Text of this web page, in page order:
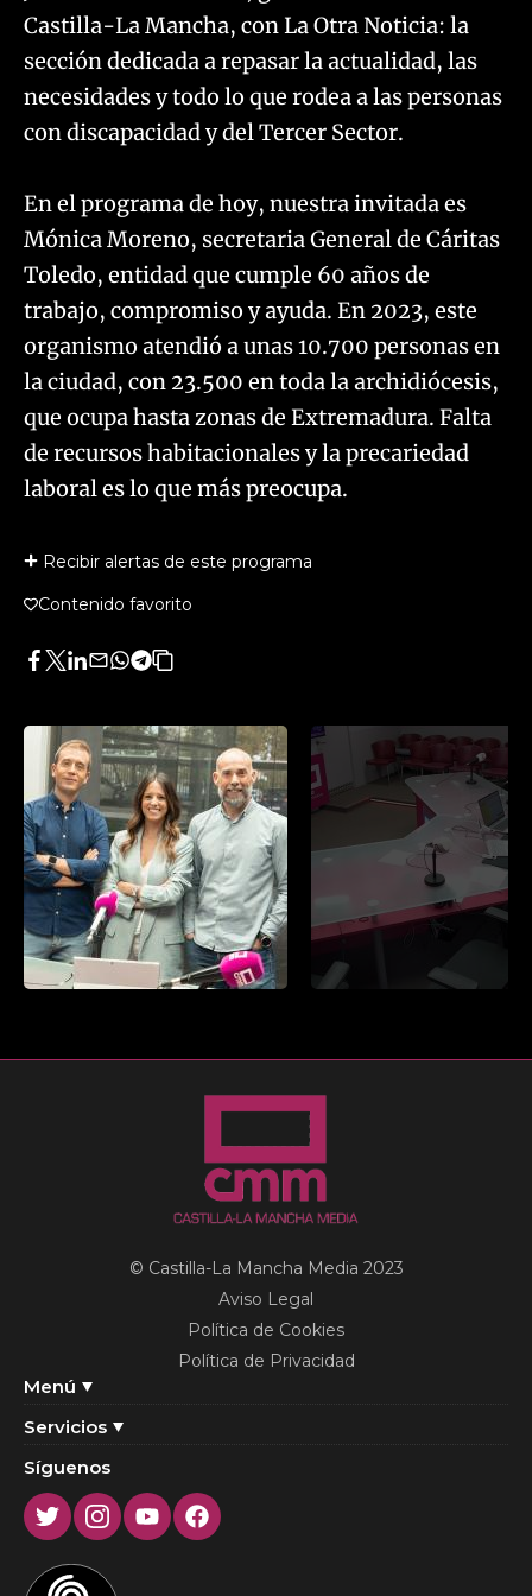
Castilla-La Mancha, con La Otra Noticia: la
sección dedicada a repasar la actualidad, las
necesidades y todo lo que rodea a las personas
con discapacidad y del Tercer Sector.
En el programa de hoy, nuestra invitada es
Mónica Moreno, secretaria General de Cáritas
Toledo, entidad que cumple 60 años de
trabajo, compromiso y ayuda. En 2023, este
organismo atendió a unas 10.700 personas en
la ciudad, con 23.500 en toda la archidiócesis,
que ocupa hasta zonas de Extremadura. Falta
de recursos habitacionales y la precariedad
laboral es lo que más preocupa.
Recibir alertas de este programa
Contenido favorito
Facebook
Twitter
LinkedIn
Enviar
Whatsapp
Telegram
Copiar
artículo
Menú
Servicios
© Castilla-La Mancha Media 2023
Aviso Legal
Política de Cookies
Política de Privacidad
Síguenos
TwitterInstagram
YoutubeFacebook